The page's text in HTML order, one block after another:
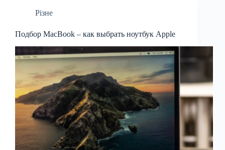
Різне
Подбор MacBook – как выбрать ноутбук Apple